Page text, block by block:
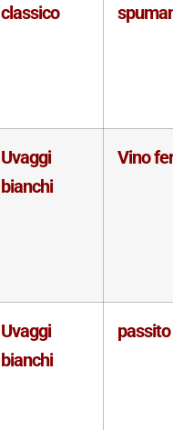
classico
Uvaggi
bianchi
Vino
Uvaggi
bianchi
passito